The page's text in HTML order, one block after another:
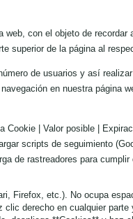
con el objeto de recordar
superior de la página al
de usuarios y así
en nuestra página
| Valor posible |
scripts de seguimiento
de rastreadores para cumplir
Firefox, etc.). No ocupa
derecho en cualquier